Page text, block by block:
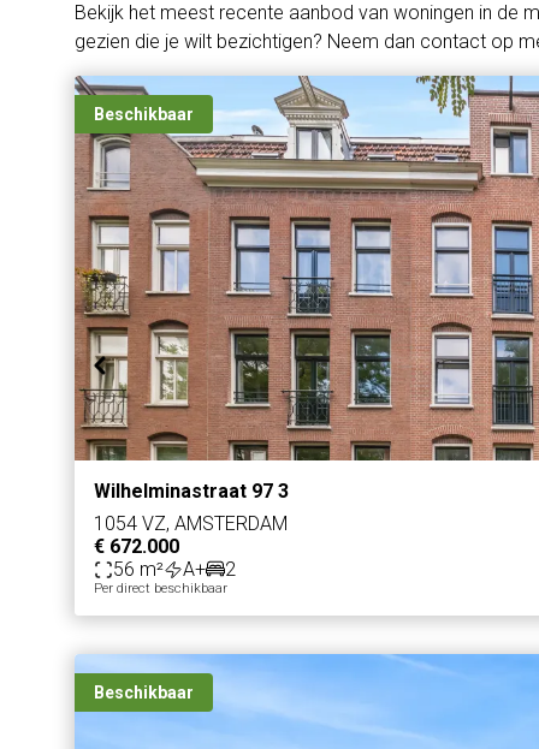
Bekijk het meest recente aanbod van woningen in de
gezien die je wilt bezichtigen? Neem dan contact op
Beschikbaar
Wilhelminastraat 97 3
1054 VZ, AMSTERDAM
€ 672.000
56 m²
A+ 2
Per direct beschikbaar
Beschikbaar